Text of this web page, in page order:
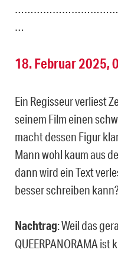
18. Februar 2025,
Ein Regisseur verliest
seinem Film einen
macht dessen Figur
Mann wohl kaum aus
dann wird ein Text
besser schreiben
Nachtrag: Weil das
QUEERPANORAMA